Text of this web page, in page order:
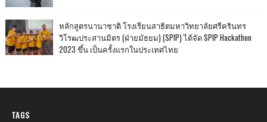
หลักสูตรนานาชาติ โรงเรียนสาธิตมหาวิทยาลัยศรีครินทร
วิโรฒประสานมิตร (ฝ่ายมัธยม) (SPIP) ได้จัด SPIP Hackathon
2023 ขึ้น เป็นครั้งแรกในประเทศไทย
TAGS